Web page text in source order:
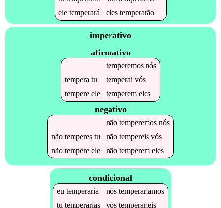
eletemperará elestemperarão
imperativo
afirmativo
temperemosnós
tempera tu temperai vós
tempereele temperemeles
negativo
não temperemosnós
não temperestu não tempereisvós
não tempereele não temperemeles
condicional
eu temperaria nós temperaríamos
tu temperarias vós temperaríeis